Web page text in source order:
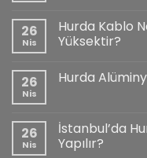
26
Nis
Hurda Kablo
Yüksektir?
26
Nis
Hurda
26
Nis
İstanbul’da
Yapılır?